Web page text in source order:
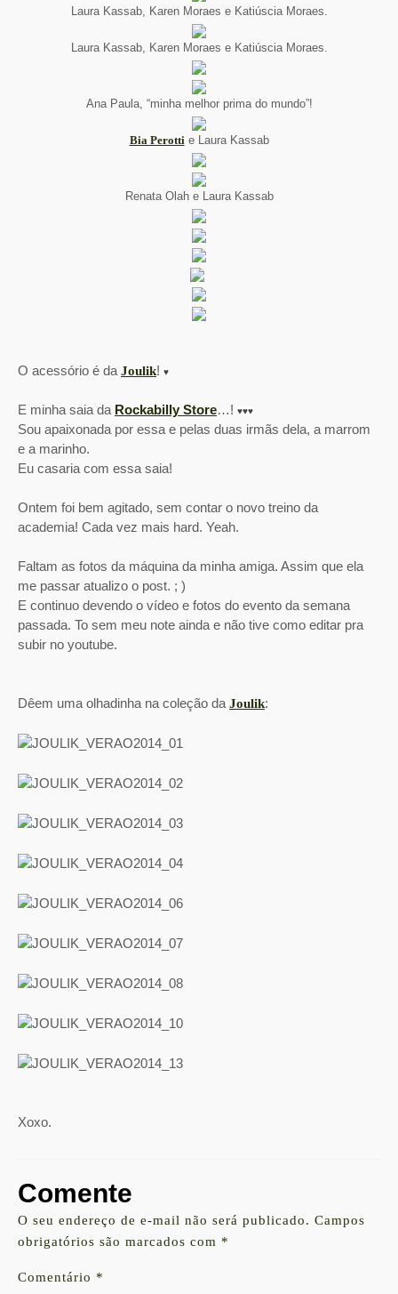
Laura Kassab, Karen Moraes e Katiúscia Moraes.
Laura Kassab, Karen Moraes e Katiúscia Moraes.
Ana Paula, “minha melhor prima do mundo”!
Bia Perottie Laura Kassab
Renata Olah e Laura Kassab
O acessório é da Joulik! ♥
E minha saia da Rockabilly Store…! ♥♥♥
Sou apaixonada por essa e pelas duas irmãs dela, a marrom
e a marinho.
Eu casaria com essa saia!
Ontem foi bem agitado, sem contar o novo treino da
academia! Cada vez mais hard. Yeah.
Faltam as fotos da máquina da minha amiga. Assim que ela
me passar atualizo o post. ; )
E continuo devendo o vídeo e fotos do evento da semana
passada. To sem meu note ainda e não tive como editar pra
subir no youtube.
Dêem uma olhadinha na coleção da Joulik:
Xoxo.
Comente
O seu endereço de e-mail não será publicado. Campos
obrigatórios são marcados com *
Comentário *